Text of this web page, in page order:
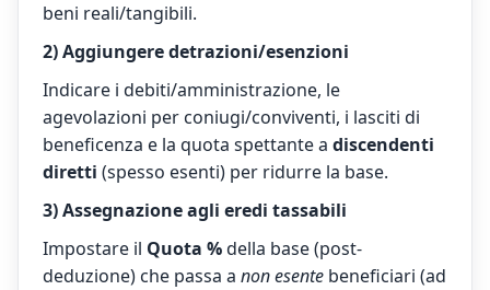
beni reali/tangibili.
2) Aggiungere detrazioni/esenzioni
Indicare i debiti/amministrazione, le
agevolazioni per coniugi/conviventi, i lasciti di
beneficenza e la quota spettante a discendenti
diretti (spesso esenti) per ridurre la base.
3) Assegnazione agli eredi tassabili
Impostare il Quota %della base (post-
deduzione) che passa a non esente beneficiari (ad